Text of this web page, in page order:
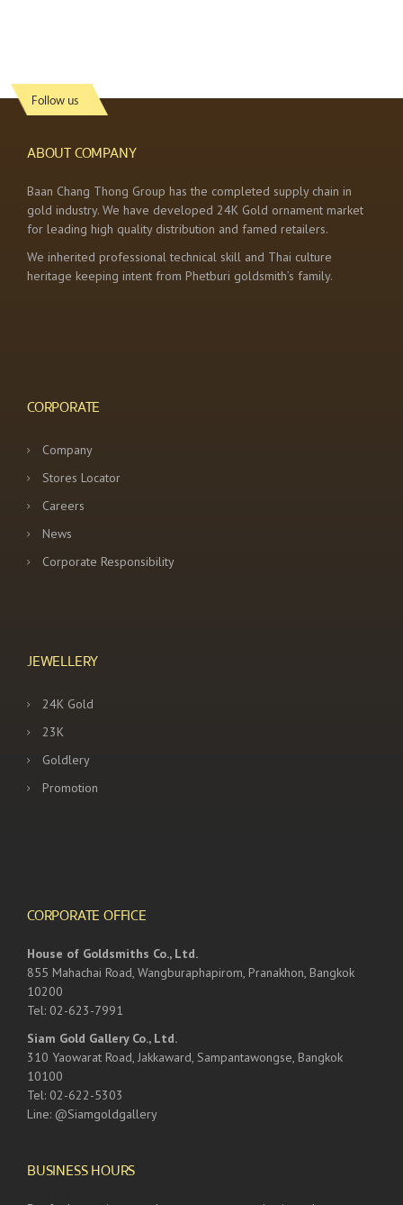
Follow us
ABOUT COMPANY
Baan Chang Thong Group has the completed supply chain in
gold industry. We have developed 24K Gold ornament market
for leading high quality distribution and famed retailers.
We inherited professional technical skill and Thai culture
heritage keeping intent from Phetburi goldsmith’s family.
CORPORATE
Company
Stores Locator
Careers
News
Corporate Responsibility
JEWELLERY
24K Gold
23K
Goldlery
Promotion
CORPORATE OFFICE
House of Goldsmiths Co., Ltd.
855 Mahachai Road, Wangburaphapirom, Pranakhon, Bangkok
10200
Tel: 02-623-7991
Siam Gold Gallery Co., Ltd.
310 Yaowarat Road, Jakkaward, Sampantawongse, Bangkok
10100
Tel: 02-622-5303
Line: @Siamgoldgallery
BUSINESS HOURS